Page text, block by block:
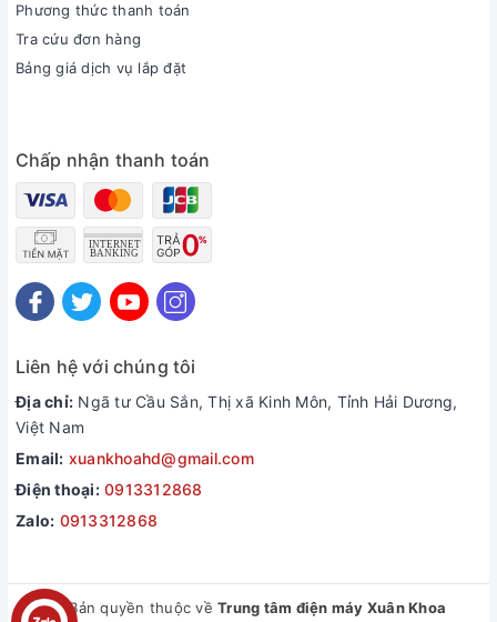
Phương thức thanh toán
Tra cứu đơn hàng
Bảng giá dịch vụ lắp đặt
Chấp nhận thanh toán
Liên hệ với chúng tôi
Địa chỉ: Ngã tư Cầu Sắn, Thị xã Kinh Môn, Tỉnh Hải Dương,
Việt Nam
Email: xuankhoahd@gmail.com
Điện thoại: 0913312868
Zalo: 0913312868
© Bản quyền thuộc vềTrung tâm điện máy Xuân Khoa